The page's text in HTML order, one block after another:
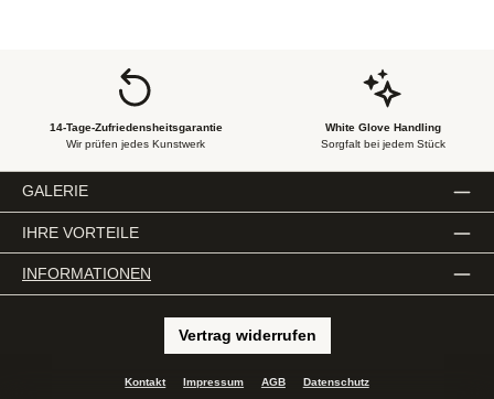
14-Tage-Zufriedensheitsgarantie
Wir prüfen jedes Kunstwerk
White Glove Handling
Sorgfalt bei jedem Stück
GALERIE
IHRE VORTEILE
INFORMATIONEN
Vertrag widerrufen
Kontakt Impressum AGB Datenschutz